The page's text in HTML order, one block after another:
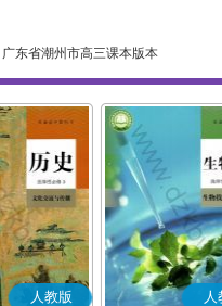
广东省潮州市高三课本版本
人教版 人